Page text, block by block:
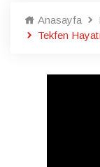
Anasayfa
Tekfen